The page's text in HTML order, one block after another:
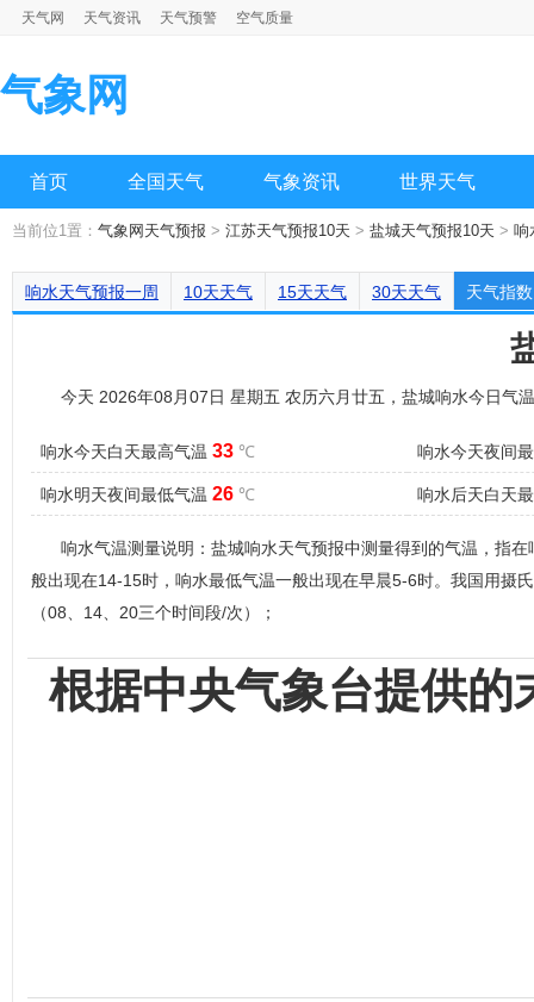
天气网 天气资讯 天气预警 空气质量
气象网
首页 全国天气 气象资讯 世界天气
当前位1置： 气象网天气预报 > 江苏天气预报10天 > 盐城天气预报10天 > 响
响水天气预报一周 10天天气 15天天气 30天天气 天气指数
今天 2026年08月07日 星期五 农历六月廿五，盐城响水今日
响水今天白天最高气温 33 ℃ 响水今天夜间
响水明天夜间最低气温 26 ℃ 响水后天白天
响水气温测量说明：盐城响水天气预报中测量得到的气温，指
般出现在14-15时，响水最低气温一般出现在早晨5-6时。我国用摄
（08、14、20三个时间段/次）；
根据中央气象台提供